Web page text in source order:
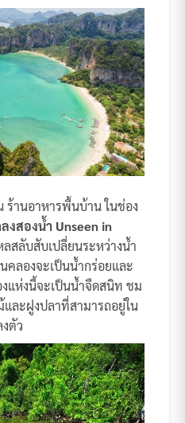
ร้านอาหารพื้นบ้าน ในช่อง
งสองน้ำ Unseen in
ลสลับสับเปลี่ยนระหว่างน้ำ
คลองจะเป็นน้ำกร่อยและ
แห่งนี้จะเป็นน้ำจืดสนิท ชม
ละฝูงปลาที่สามารถอยู่ใน
ตัว